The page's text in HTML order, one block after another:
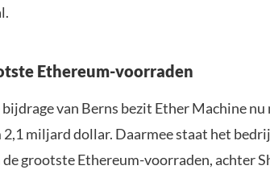
Ethereum-voorraden
van Berns bezit Ether Machine nu
2,1 miljard dollar. Daarmee staat het
de grootste Ethereum-voorraden, achter